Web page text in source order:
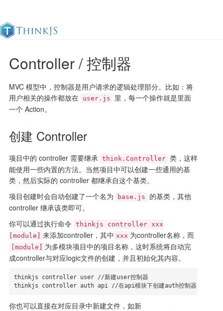
官方文档 更新日志 最佳实践
Controller / 控制器
MVC 模型中，控制器是用户请求的逻辑处理部分。比如：将
用户相关的操作都放在 user.js
里，每一个操作就是里面
一个 Action。
创建 Controller
项目中的 controller 需要继承 think.Controller 类，这样
能使用一些内置的方法。当然项目中可以创建一些通用的基
类，然后实际的 controller 都继承自这个基类。
项目创建时会自动创建了一个名为
base.js
的基类，其他
controller 继承该类即可。
你可以通过执行命令 thinkjs controller xxx
[module]
来添加controller，其中 xxx 为controller名称，而
[module]
为多模块项目中的项目名称，这时系统将自动完
成controller与对应logic文件的创建，并且初始化其内容。
thinkjs controller user //新建user控制器
thinkjs controller auth api //在api模块下创建auth控制器
你也可以直接在对应目录中新建文件，如新